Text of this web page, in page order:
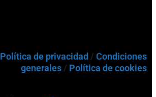
Política de privacidad / Condiciones
generales / Política de cookies